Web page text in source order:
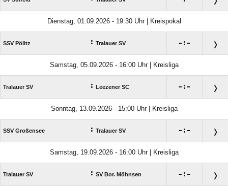
Dienstag, 01.09.2026 - 19:30 Uhr | Kreispokal
SSV Pölitz : Tralauer SV :
Samstag, 05.09.2026 - 16:00 Uhr | Kreisliga
Tralauer SV : Leezener SC :
Sonntag, 13.09.2026 - 15:00 Uhr | Kreisliga
SSV Großensee : Tralauer SV :
Samstag, 19.09.2026 - 16:00 Uhr | Kreisliga
Tralauer SV : SV Bor. Möhnsen :